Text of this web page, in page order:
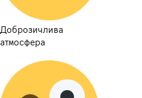
Доброзичлива
атмосфера